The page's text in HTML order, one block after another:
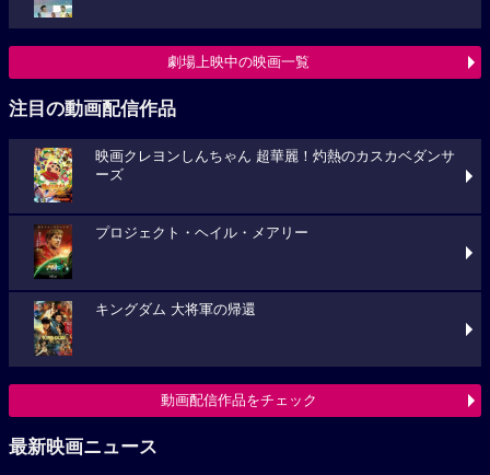
劇場上映中の映画一覧
注目の動画配信作品
映画クレヨンしんちゃん 超華麗！灼熱のカスカベダンサ
ーズ
プロジェクト・ヘイル・メアリー
キングダム 大将軍の帰還
動画配信作品をチェック
最新映画ニュース